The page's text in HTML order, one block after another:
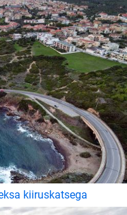
kiiruskatsega